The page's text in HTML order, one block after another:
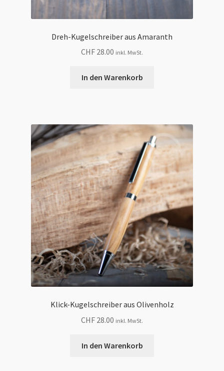
Dreh-Kugelschreiber aus Amaranth
CHF 28.00 inkl. MwSt.
In den Warenkorb
Klick-Kugelschreiber aus Olivenholz
CHF 28.00 inkl. MwSt.
In den Warenkorb